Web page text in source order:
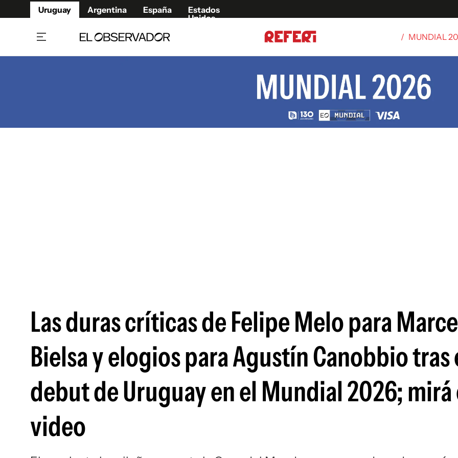
Uruguay Argentina España
Estados
Unidos
/ MUNDIAL
Las duras críticas de Felipe Melo para
Bielsa y elogios para Agustín Canobbio tras
debut de Uruguay en el Mundial 2026; mirá
video